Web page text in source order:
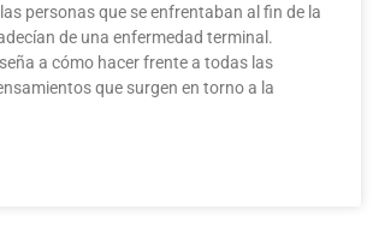
personas que se enfrentaban al fin de la
de una enfermedad terminal.
a cómo hacer frente a todas las
que surgen en torno a la